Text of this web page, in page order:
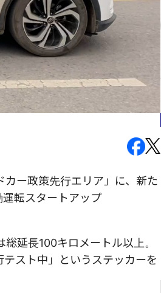
ー政策先行エリア」に、新た
転スタートアップ
延長100キロメートル以上。
スト中」というステッカーを